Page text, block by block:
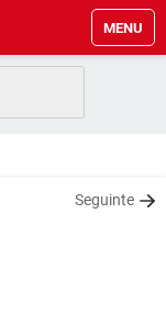
MENU
Seguinte